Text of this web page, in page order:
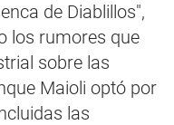
de Diablillos",
los rumores que
sobre las
Maioli optó por
las